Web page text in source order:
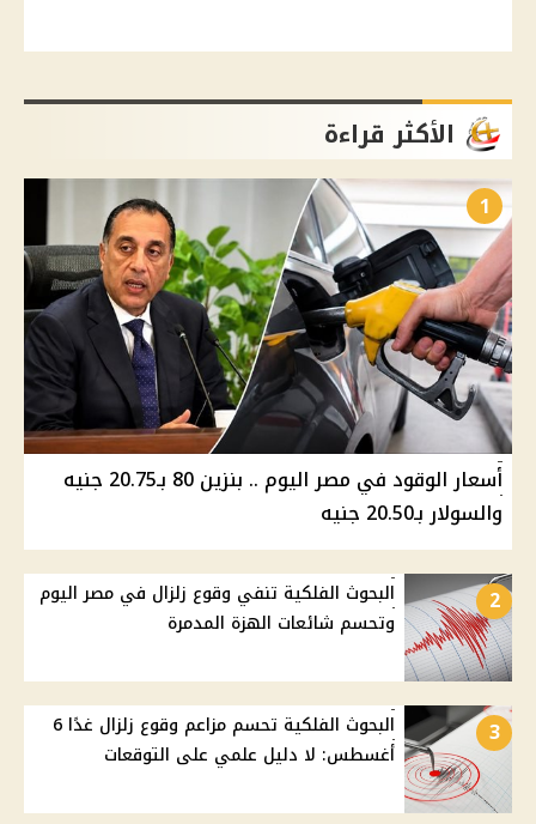
الأكثر قراءة
1
أسعار الوقود في مصر اليوم .. بنزين 80 بـ20.75 جنيه
والسولار بـ20.50 جنيه
2
البحوث الفلكية تنفي وقوع زلزال في مصر اليوم
وتحسم شائعات الهزة المدمرة
3
البحوث الفلكية تحسم مزاعم وقوع زلزال غدًا 6
أغسطس: لا دليل علمي على التوقعات